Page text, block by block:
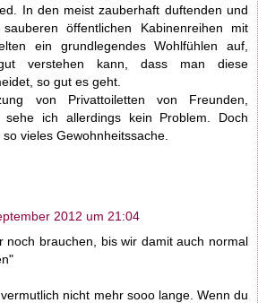
In den meist zauberhaft duftenden und
öffentlichen Kabinenreihen mit
ein grundlegendes Wohlfühlen auf,
verstehen kann, dass man diese
so gut es geht.
von Privattoiletten von Freunden,
sehe ich allerdings kein Problem. Doch
vieles Gewohnheitssache.
2012 um 21:04
noch brauchen, bis wir damit auch normal
nicht mehr sooo lange. Wenn du